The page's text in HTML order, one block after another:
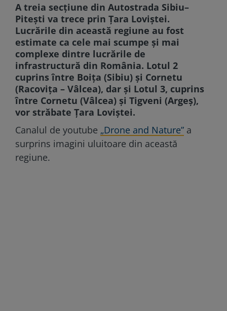
A treia secțiune din Autostrada Sibiu–
Pitești va trece prin Țara Loviștei.
Lucrările din această regiune au fost
estimate ca cele mai scumpe și mai
complexe dintre lucrările de
infrastructură din România. Lotul 2
cuprins între Boița (Sibiu) și Cornetu
(Racovița – Vâlcea), dar și Lotul 3, cuprins
între Cornetu (Vâlcea) și Tigveni (Argeș),
vor străbate Țara Loviștei.
Canalul de youtube „Drone and Nature” a
surprins imagini uluitoare din această
regiune.